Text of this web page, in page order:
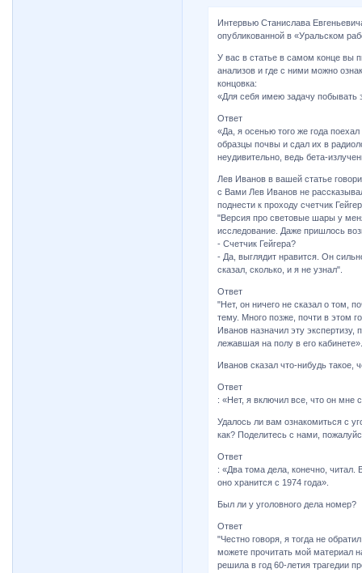
Интервью Станислава
опубликованной в «Уральском
У вас в статье в самом конце вы
анализов и где с ними можно
концовка:
«Для себя имею задачу побывать
Ответ
«Да, я осенью того же года
образцы почвы и сдал их в
неудивительно, ведь бета-
Лев Иванов в вашей статье
с Вами Лев Иванов не
поднести к проходу счетчик
"Версия про световые шары у
исследование. Даже пришлось
- Счетчик Гейгера?
- Да, выглядит нравится. Он
сказал, сколько, и я не узнал".
Ответ
"Нет, он ничего не сказал о том,
тему. Много позже, почти в этом
Иванов назначил эту экспертизу,
лежавшая на полу в его кабинете».
Иванов сказал что-нибудь такое,
Ответ
: «Нет, я включил все, что он мне
Удалось ли вам ознакомиться с
как? Поделитесь с нами,
Ответ
: «Два тома дела, конечно, читал.
оно хранится с 1974 года».
Был ли у уголовного дела номер?
Ответ
"Честно говоря, я тогда не
можете прочитать мой материал
решила в год 60-летия трагедии